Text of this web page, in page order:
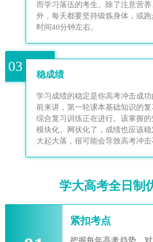
而学习落伍的考生。除了注意营
外，每天都要坚持锻炼身体，或
时间40分钟左右。
03
稳成绩
学习成绩的稳定是你高考冲击成功
前来讲，第一轮课本基础知识的
综合复习训练正在进行。该掌握的
模块化、网状化了，成绩也应该
大起大落，很可能会导致高考冲击
学大高考全日制
紧扣考点